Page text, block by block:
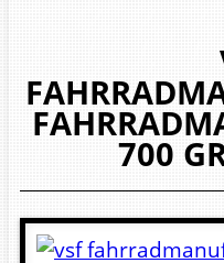
700